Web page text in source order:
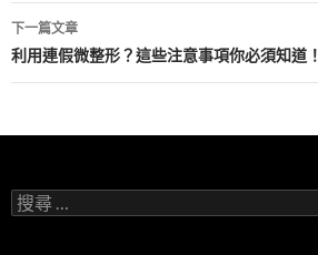
章
導
列
下一篇文章
利用連假微整形？這些注意事項你必須知道！
搜
尋